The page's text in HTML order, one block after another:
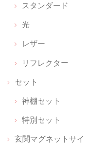
迷いに迷って待ちに待っ
しみです。 素敵な品をあ
シンプルな神棚を購入し
スタンダード
光
レザー
リフレクター
セット
神棚セット
特別セット
玄関マグネットサ